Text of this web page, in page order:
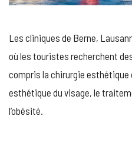
Les cliniques de Berne,
où les touristes recherchent
compris la chirurgie esthétique
esthétique du visage, le
l’obésité.